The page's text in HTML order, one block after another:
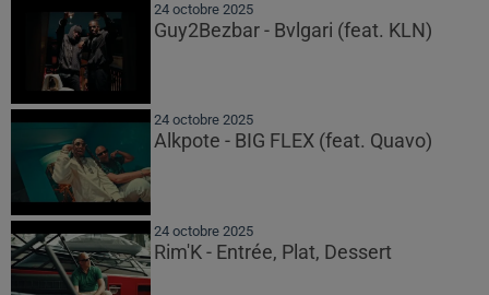
24 octobre 2025
Guy2Bezbar - Bvlgari (feat. KLN)
24 octobre 2025
Alkpote - BIG FLEX (feat. Quavo)
24 octobre 2025
Rim'K - Entrée, Plat, Dessert